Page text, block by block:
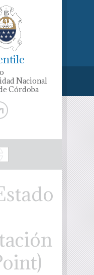
Nacional
Córdoba